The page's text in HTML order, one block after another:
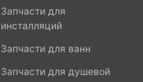
Запчасти для
инсталляций
Запчасти для ванн
Запчасти для душевой